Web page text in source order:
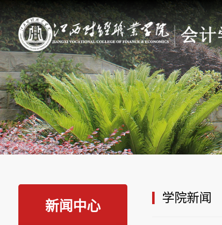
新闻中心
学院新闻